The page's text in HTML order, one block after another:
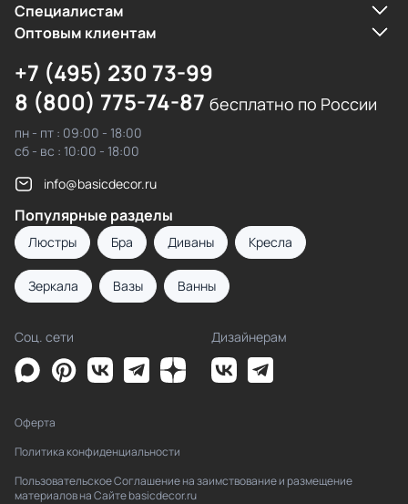
Cпециалистам
Оптовым клиентам
+7 (495) 230 73-99
8 (800) 775-74-87 бесплатно по России
пн - пт : 09:00 - 18:00
сб - вс : 10:00 - 18:00
info@basicdecor.ru
Популярные разделы
Люстры Бра Диваны Кресла
Зеркала Вазы Ванны
Соц. сети Дизайнерам
Оферта
Политика конфиденциальности
Пользовательское Соглашение на заимствование и размещение
материалов на Сайте basicdecor.ru